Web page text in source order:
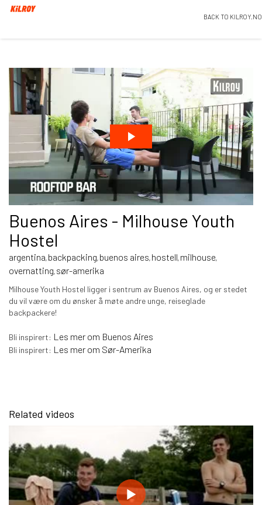
BACK TO KILROY.NO
Buenos Aires - Milhouse Youth
Hostel
argentina, backpacking, buenos aires, hostell, milhouse,
overnatting, sør-amerika
Milhouse Youth Hostel ligger i sentrum av Buenos Aires, og er stedet
du vil være om du ønsker å møte andre unge, reiseglade
backpackere!
Bli inspirert: Les mer om Buenos Aires
Bli inspirert: Les mer om Sør-Amerika
Related videos